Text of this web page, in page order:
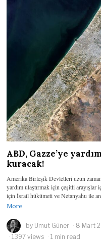
ABD, Gazze’ye
kuracak!
Amerika Birleşik Devletleri uzun
yardım ulaştırmak için çeşitli
için İsrail hükümeti ve Netanyahu ile
More
by Umut Güner 8 Mart
1397 views
1 min read